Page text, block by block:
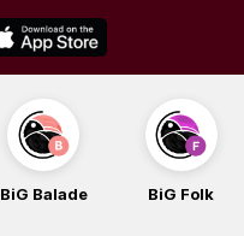
BiG Balade BiG Folk